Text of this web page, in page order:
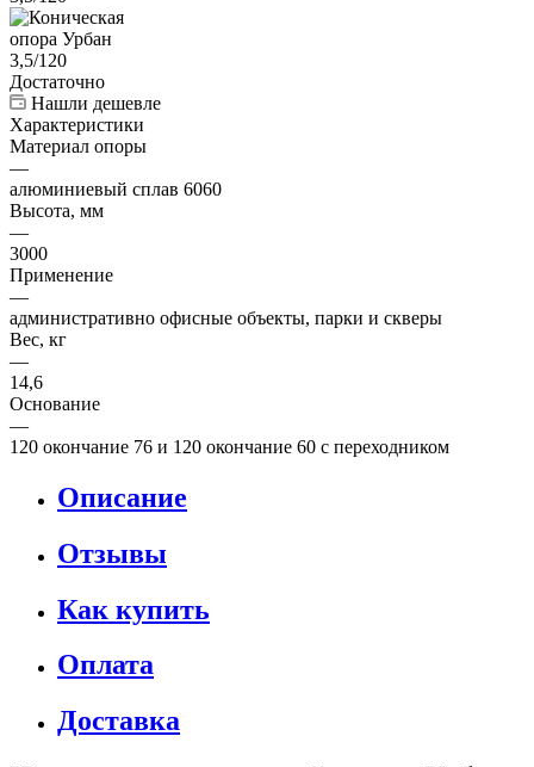
Достаточно
Нашли дешевле
Характеристики
Материал опоры
—
алюминиевый сплав 6060
Высота, мм
—
3000
Применение
—
административно офисные объекты, парки и скверы
Вес, кг
—
14,6
Основание
—
120 окончание 76 и 120 окончание 60 с переходником
Описание
Отзывы
Как купить
Оплата
Доставка